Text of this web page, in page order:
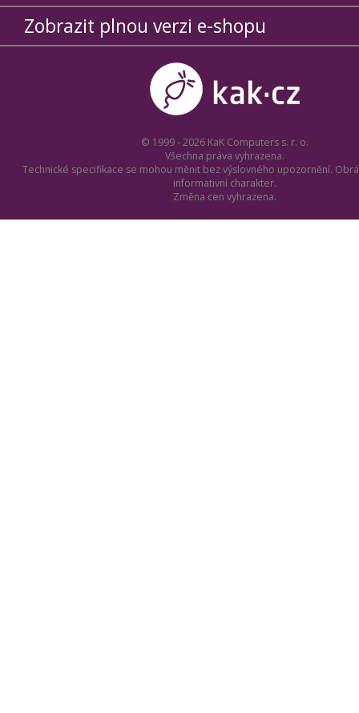
Zobrazit plnou verzi e-shopu
© 1999 - 2026 KaK Computers s. r. o.
Všechna práva vyhrazena.
Technické specifikace se mohou měnit bez výslovného upozornění.
informativní charakter.
Změna cen vyhrazena.